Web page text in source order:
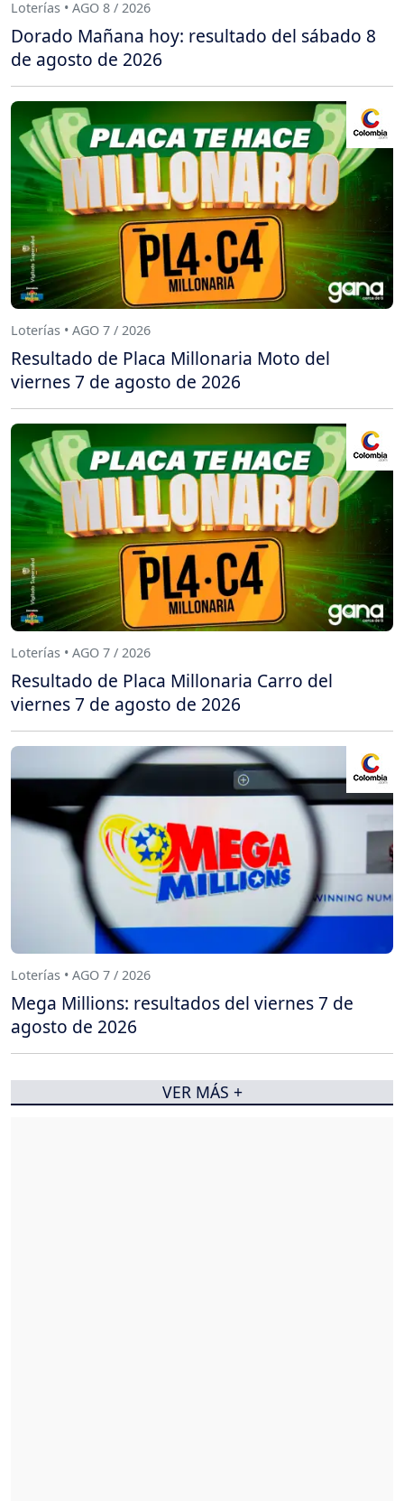
Loterías • AGO 8 / 2026
Dorado Mañana hoy: resultado del sábado 8
de agosto de 2026
Loterías • AGO 7 / 2026
Resultado de Placa Millonaria Moto del
viernes 7 de agosto de 2026
Loterías • AGO 7 / 2026
Resultado de Placa Millonaria Carro del
viernes 7 de agosto de 2026
Loterías • AGO 7 / 2026
Mega Millions: resultados del viernes 7 de
agosto de 2026
VER MÁS +